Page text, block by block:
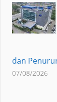
dan
07/08/2026